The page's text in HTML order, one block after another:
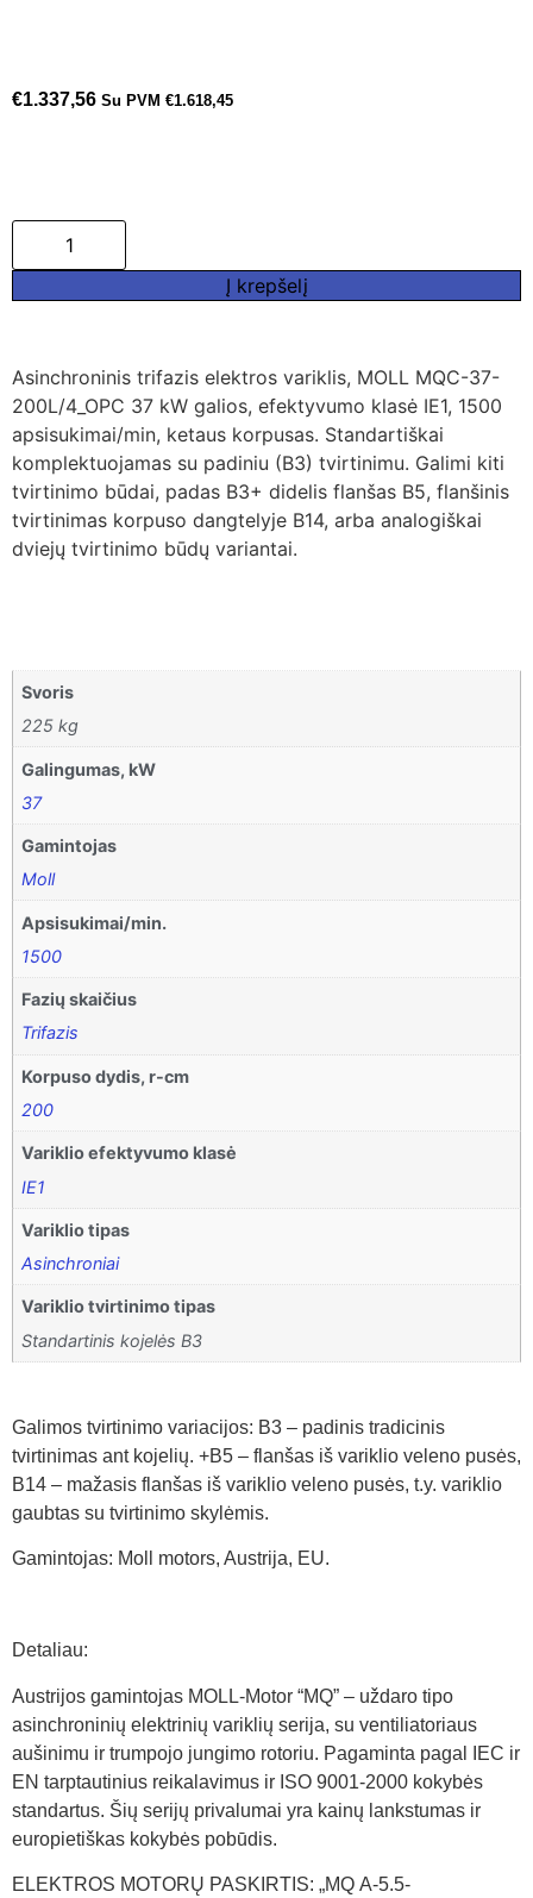
€1.337,56 Su PVM €1.618,45
Į krepšelį
Asinchroninis trifazis elektros variklis, MOLL MQC-37-
200L/4_OPC 37 kW galios, efektyvumo klasė IE1, 1500
apsisukimai/min, ketaus korpusas. Standartiškai
komplektuojamas su padiniu (B3) tvirtinimu. Galimi kiti
tvirtinimo būdai, padas B3+ didelis flanšas B5, flanšinis
tvirtinimas korpuso dangtelyje B14, arba analogiškai
dviejų tvirtinimo būdų variantai.
Svoris
225 kg
Galingumas, kW
37
Gamintojas
Moll
Apsisukimai/min.
1500
Fazių skaičius
Trifazis
Korpuso dydis, r-cm
200
Variklio efektyvumo klasė
IE1
Variklio tipas
Asinchroniai
Variklio tvirtinimo tipas
Standartinis kojelės B3
Galimos tvirtinimo variacijos: B3 – padinis tradicinis
tvirtinimas ant kojelių. +B5 – flanšas iš variklio veleno pusės,
B14 – mažasis flanšas iš variklio veleno pusės, t.y. variklio
gaubtas su tvirtinimo skylėmis.
Gamintojas: Moll motors, Austrija, EU.
Detaliau:
Austrijos gamintojas MOLL-Motor “MQ” – uždaro tipo
asinchroninių elektrinių variklių serija, su ventiliatoriaus
aušinimu ir trumpojo jungimo rotoriu. Pagaminta pagal IEC ir
EN tarptautinius reikalavimus ir ISO 9001-2000 kokybės
standartus. Šių serijų privalumai yra kainų lankstumas ir
europietiškas kokybės pobūdis.
ELEKTROS MOTORŲ PASKIRTIS: „MQ A-5.5-